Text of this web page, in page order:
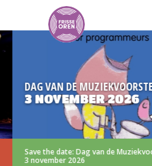
DE MUZIEKVOORSTELLING
2026
date: Dag van de Muziekvoorstelling op
2026